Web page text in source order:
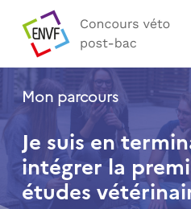
content
Mon parcours
Je suis en
intégrer la
études